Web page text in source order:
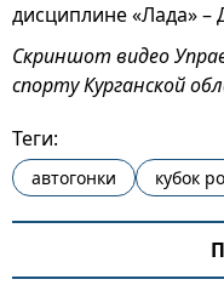
дисциплине «Лада»
Скриншот видео
спорту Курганской
Теги:
автогонки кубок